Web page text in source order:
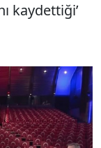
kaydettiği’